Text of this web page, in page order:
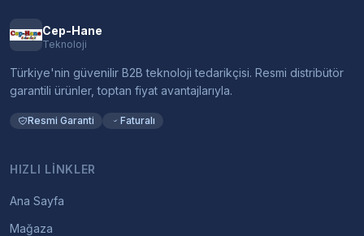
Cep-Hane
Teknoloji
Türkiye'nin güvenilir B2B teknoloji tedarikçisi. Resmi distribütör
garantili ürünler, toptan fiyat avantajlarıyla.
Resmi Garanti Faturalı
HIZLI LINKLER
Ana Sayfa
Mağaza